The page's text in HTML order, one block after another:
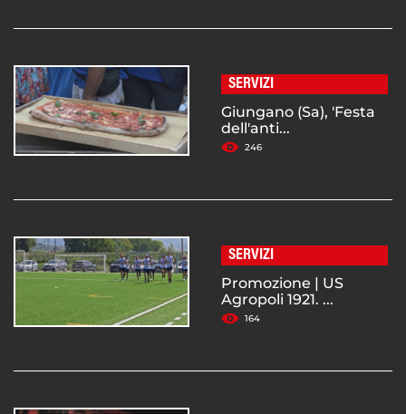
SERVIZI
Giungano (Sa), 'Festa
dell'anti...
246
SERVIZI
Promozione | US
Agropoli 1921. ...
164